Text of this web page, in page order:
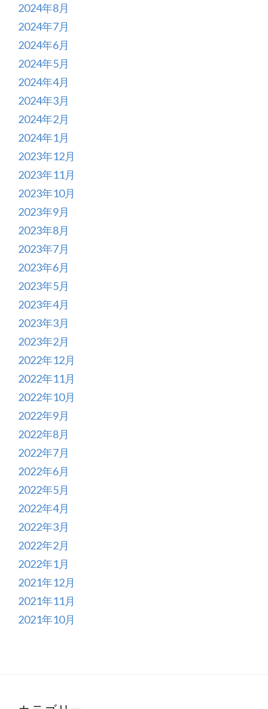
2024年8月
2024年7月
2024年6月
2024年5月
2024年4月
2024年3月
2024年2月
2024年1月
2023年12月
2023年11月
2023年10月
2023年9月
2023年8月
2023年7月
2023年6月
2023年5月
2023年4月
2023年3月
2023年2月
2022年12月
2022年11月
2022年10月
2022年9月
2022年8月
2022年7月
2022年6月
2022年5月
2022年4月
2022年3月
2022年2月
2022年1月
2021年12月
2021年11月
2021年10月